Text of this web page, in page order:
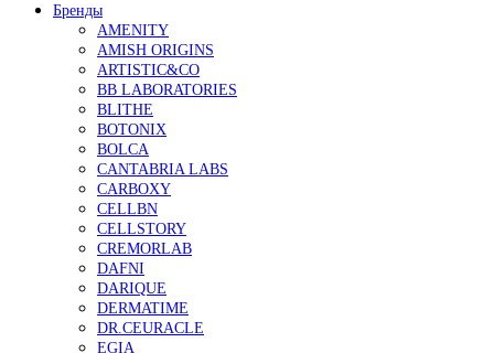
Бренды
AMENITY
AMISH ORIGINS
ARTISTIC&CO
BB LABORATORIES
BLITHE
BOTONIX
BOLCA
CANTABRIA LABS
CARBOXY
CELLBN
CELLSTORY
CREMORLAB
DAFNI
DARIQUE
DERMATIME
DR.CEURACLE
EGIA